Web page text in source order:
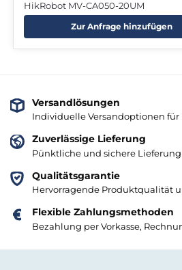
HikRobot MV-CA050-20UM
Zur Anfrage hinzufügen
Versandlösungen
Individuelle Versandoptionen für
Zuverlässige Lieferung
Pünktliche und sichere
Qualitätsgarantie
Hervorragende Produktqualität
Flexible Zahlungsmethoden
Bezahlung per Vorkasse,